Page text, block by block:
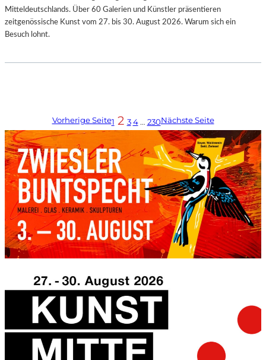
Mitteldeutschlands. Über 60 Galerien und Künstler präsentieren
zeitgenössische Kunst vom 27. bis 30. August 2026. Warum sich ein
Besuch lohnt.
Vorherige Seite1 2 3 4 … 230Nächste Seite